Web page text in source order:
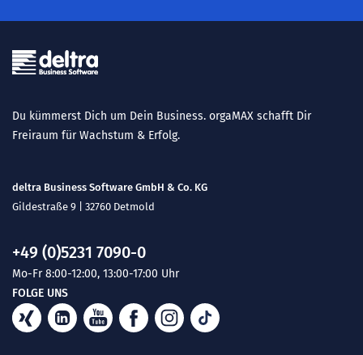
Du kümmerst Dich um Dein Business. orgaMAX schafft Dir
Freiraum für Wachstum & Erfolg.
deltra Business Software GmbH & Co. KG
Gildestraße 9 | 32760 Detmold
+49 (0)5231 7090-0
Mo-Fr 8:00-12:00, 13:00-17:00 Uhr
FOLGE UNS